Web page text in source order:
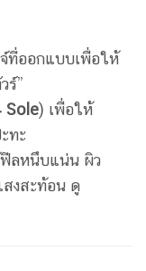
ที่ออกแบบเพื่อให้
ร์”
Sole) เพื่อให้
ทะ
ลหนึบแน่น ผิว
งสะท้อน ดู